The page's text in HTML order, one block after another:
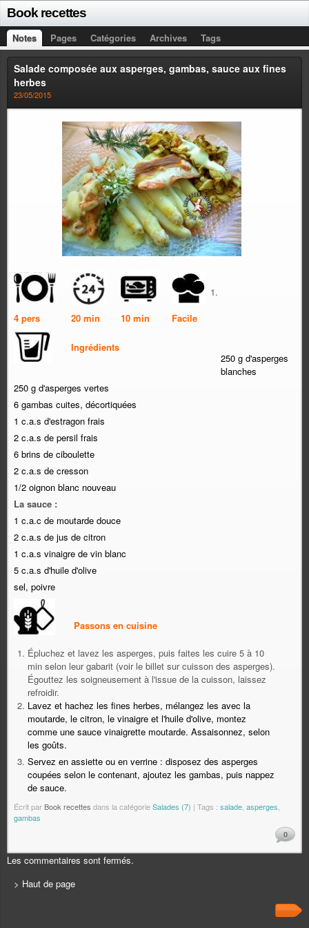
Book recettes
Notes Pages Catégories Archives Tags
Salade composée aux asperges, gambas, sauce aux fines
herbes
23/05/2015
4 pers 20 min 10 min Facile
Ingrédients
250 g d'asperges
blanches
250 g d'asperges vertes
6 gambas cuites, décortiquées
1 c.a.s d'estragon frais
2 c.a.s de persil frais
6 brins de ciboulette
2 c.a.s de cresson
1/2 oignon blanc nouveau
La sauce :
1 c.a.c de moutarde douce
2 c.a.s de jus de citron
1 c.a.s vinaigre de vin blanc
5 c.a.s d'huile d'olive
sel, poivre
Passons en cuisine
Épluchez et lavez les asperges, puis faites les cuire 5 à 10
min selon leur gabarit (voir le billet sur cuisson des asperges).
Égouttez les soigneusement à l'issue de la cuisson, laissez
refroidir.
Lavez et hachez les fines herbes, mélangez les avec la
moutarde, le citron, le vinaigre et l'huile d'olive, montez
comme une sauce vinaigrette moutarde. Assaisonnez, selon
les goûts.
Servez en assiette ou en verrine : disposez des asperges
coupées selon le contenant, ajoutez les gambas, puis nappez
de sauce.
Écrit par Book recettes dans la catégorieSalades (7) | Tags : salade asperges
gambas
0
Les commentaires sont fermés.
> Haut de page